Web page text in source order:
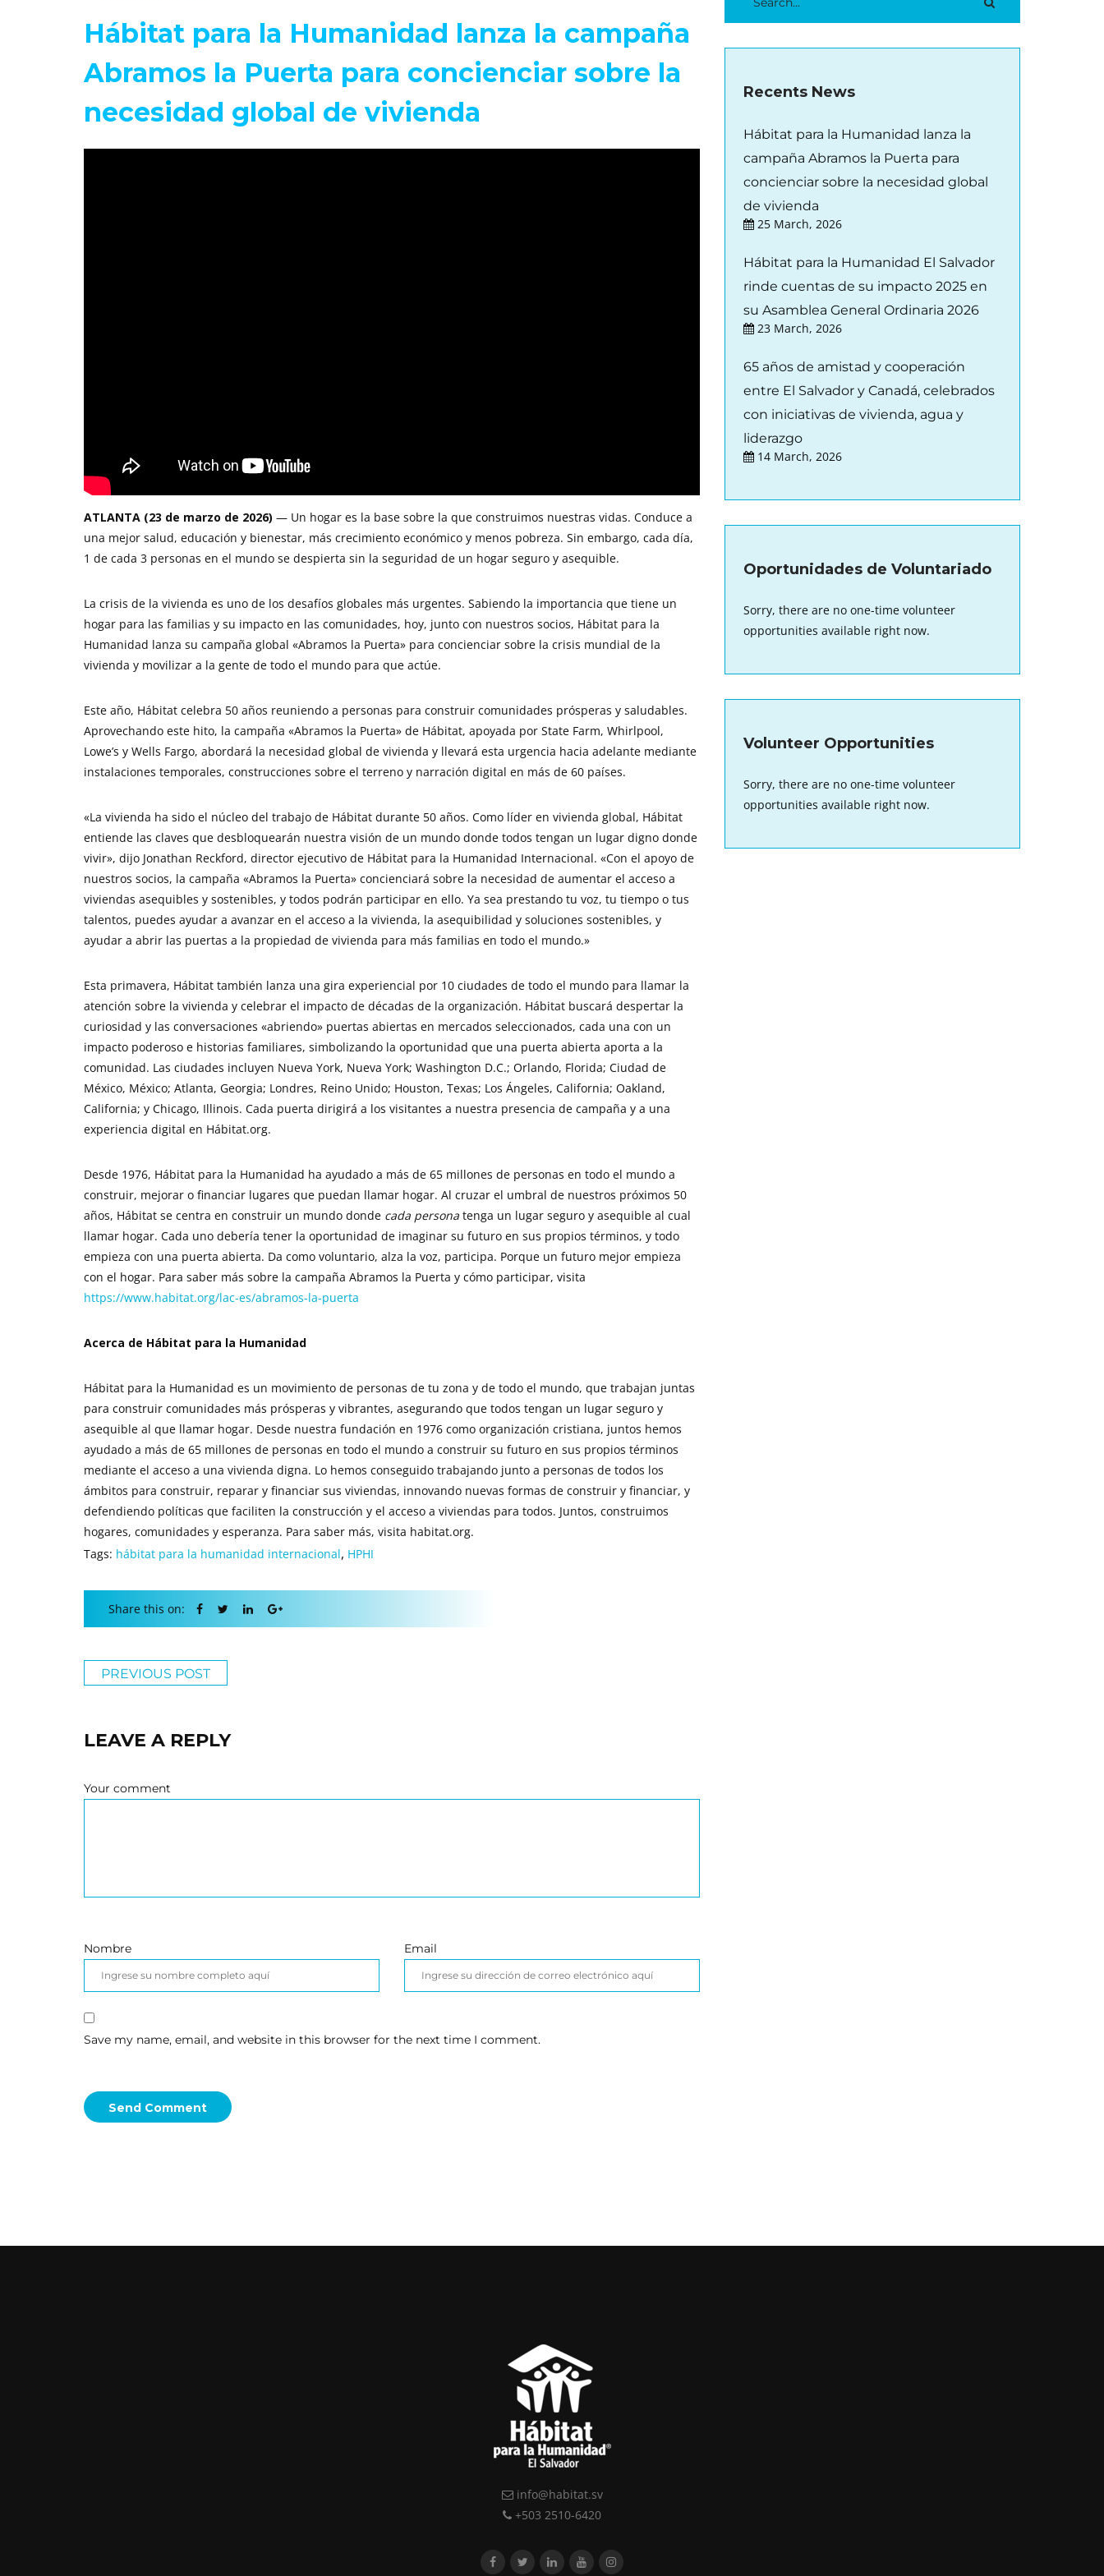
Hábitat para la Humanidad lanza la campaña
Abramos la Puerta para concienciar sobre la
necesidad global de vivienda
ATLANTA (23 de marzo de 2026) — Un hogar es la base sobre la que construimos nuestras vidas. Conduce a
una mejor salud, educación y bienestar, más crecimiento económico y menos pobreza. Sin embargo, cada día,
1 de cada 3 personas en el mundo se despierta sin la seguridad de un hogar seguro y asequible.
La crisis de la vivienda es uno de los desafíos globales más urgentes. Sabiendo la importancia que tiene un
hogar para las familias y su impacto en las comunidades, hoy, junto con nuestros socios, Hábitat para la
Humanidad lanza su campaña global «Abramos la Puerta» para concienciar sobre la crisis mundial de la
vivienda y movilizar a la gente de todo el mundo para que actúe.
Este año, Hábitat celebra 50 años reuniendo a personas para construir comunidades prósperas y saludables.
Aprovechando este hito, la campaña «Abramos la Puerta» de Hábitat, apoyada por State Farm, Whirlpool,
Lowe’s y Wells Fargo, abordará la necesidad global de vivienda y llevará esta urgencia hacia adelante mediante
instalaciones temporales, construcciones sobre el terreno y narración digital en más de 60 países.
«La vivienda ha sido el núcleo del trabajo de Hábitat durante 50 años. Como líder en vivienda global, Hábitat
entiende las claves que desbloquearán nuestra visión de un mundo donde todos tengan un lugar digno donde
vivir», dijo Jonathan Reckford, director ejecutivo de Hábitat para la Humanidad Internacional. «Con el apoyo de
nuestros socios, la campaña «Abramos la Puerta» concienciará sobre la necesidad de aumentar el acceso a
viviendas asequibles y sostenibles, y todos podrán participar en ello. Ya sea prestando tu voz, tu tiempo o tus
talentos, puedes ayudar a avanzar en el acceso a la vivienda, la asequibilidad y soluciones sostenibles, y
ayudar a abrir las puertas a la propiedad de vivienda para más familias en todo el mundo.»
Esta primavera, Hábitat también lanza una gira experiencial por 10 ciudades de todo el mundo para llamar la
atención sobre la vivienda y celebrar el impacto de décadas de la organización. Hábitat buscará despertar la
curiosidad y las conversaciones «abriendo» puertas abiertas en mercados seleccionados, cada una con un
impacto poderoso e historias familiares, simbolizando la oportunidad que una puerta abierta aporta a la
comunidad. Las ciudades incluyen Nueva York, Nueva York; Washington D.C.; Orlando, Florida; Ciudad de
México, México; Atlanta, Georgia; Londres, Reino Unido; Houston, Texas; Los Ángeles, California; Oakland,
California; y Chicago, Illinois. Cada puerta dirigirá a los visitantes a nuestra presencia de campaña y a una
experiencia digital en Hábitat.org.
Desde 1976, Hábitat para la Humanidad ha ayudado a más de 65 millones de personas en todo el mundo a
construir, mejorar o financiar lugares que puedan llamar hogar. Al cruzar el umbral de nuestros próximos 50
años, Hábitat se centra en construir un mundo donde cada persona tenga un lugar seguro y asequible al cual
llamar hogar. Cada uno debería tener la oportunidad de imaginar su futuro en sus propios términos, y todo
empieza con una puerta abierta. Da como voluntario, alza la voz, participa. Porque un futuro mejor empieza
con el hogar. Para saber más sobre la campaña Abramos la Puerta y cómo participar, visita
https://www.habitat.org/lac-es/abramos-la-puerta
Acerca de Hábitat para la Humanidad
Hábitat para la Humanidad es un movimiento de personas de tu zona y de todo el mundo, que trabajan juntas
para construir comunidades más prósperas y vibrantes, asegurando que todos tengan un lugar seguro y
asequible al que llamar hogar. Desde nuestra fundación en 1976 como organización cristiana, juntos hemos
ayudado a más de 65 millones de personas en todo el mundo a construir su futuro en sus propios términos
mediante el acceso a una vivienda digna. Lo hemos conseguido trabajando junto a personas de todos los
ámbitos para construir, reparar y financiar sus viviendas, innovando nuevas formas de construir y financiar, y
defendiendo políticas que faciliten la construcción y el acceso a viviendas para todos. Juntos, construimos
hogares, comunidades y esperanza. Para saber más, visita habitat.org.
Tags: hábitat para la humanidad internacional, HPHI
Share this on:
PREVIOUS POST
LEAVE A REPLY
Your comment
Nombre Email
Save my name, email, and website in this browser for the next time I comment.
Send Comment
Recents News
Hábitat para la Humanidad lanza la
campaña Abramos la Puerta para
concienciar sobre la necesidad global
de vivienda
25 March, 2026
Hábitat para la Humanidad El Salvador
rinde cuentas de su impacto 2025 en
su Asamblea General Ordinaria 2026
23 March, 2026
65 años de amistad y cooperación
entre El Salvador y Canadá, celebrados
con iniciativas de vivienda, agua y
liderazgo
14 March, 2026
Oportunidades de Voluntariado
Sorry, there are no one-time volunteer
opportunities available right now.
Volunteer Opportunities
Sorry, there are no one-time volunteer
opportunities available right now.
info@habitat.sv
+503 2510-6420